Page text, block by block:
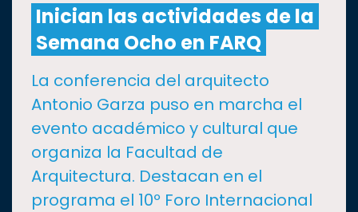
CULTURA
DEPORTES
I+D+IEXPERTOS
SALUD
Inician las actividades de la
Semana Ocho en FARQ
La conferencia del arquitecto
Antonio Garza puso en marcha el
evento académico y cultural que
organiza la Facultad de
Arquitectura. Destacan en el
programa el 10º Foro Internacional